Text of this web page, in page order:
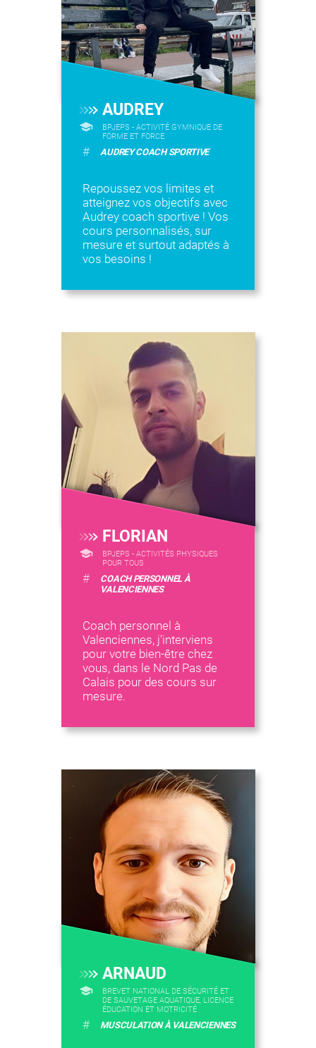
AUDREY
BPJEPS - ACTIVITÉ GYMNIQUE DE
FORME ET FORCE
# AUDREY COACH SPORTIVE
Repoussez vos limites et
atteignez vos objectifs avec
Audrey coach sportive ! Vos
cours personnalisés, sur
mesure et surtout adaptés à
vos besoins !
FLORIAN
BPJEPS - ACTIVITÉS PHYSIQUES
POUR TOUS
#
COACH PERSONNEL À
VALENCIENNES
Coach personnel à
Valenciennes, j'interviens
pour votre bien-être chez
vous, dans le Nord Pas de
Calais pour des cours sur
mesure.
ARNAUD
BREVET NATIONAL DE SÉCURITÉ ET
DE SAUVETAGE AQUATIQUE, LICENCE
ÉDUCATION ET MOTRICITÉ
# MUSCULATION À VALENCIENNES